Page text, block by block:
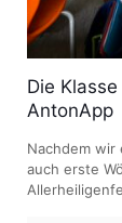
Die
AntonApp
Nachdem wir
auch erste